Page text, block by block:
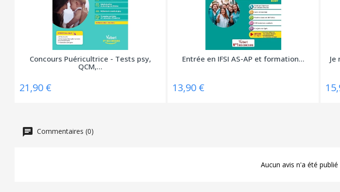
Concours Puéricultrice - Tests psy,
QCM,...
21,90 €
Entrée en IFSI AS-AP et formation...
13,90 €
Je
Commentaires (0)
Aucun avis n'a été